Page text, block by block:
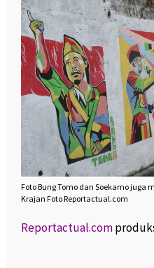
Foto Bung Tomo dan Soekarno
Krajan Foto Reportactual.com
Reportactual.com